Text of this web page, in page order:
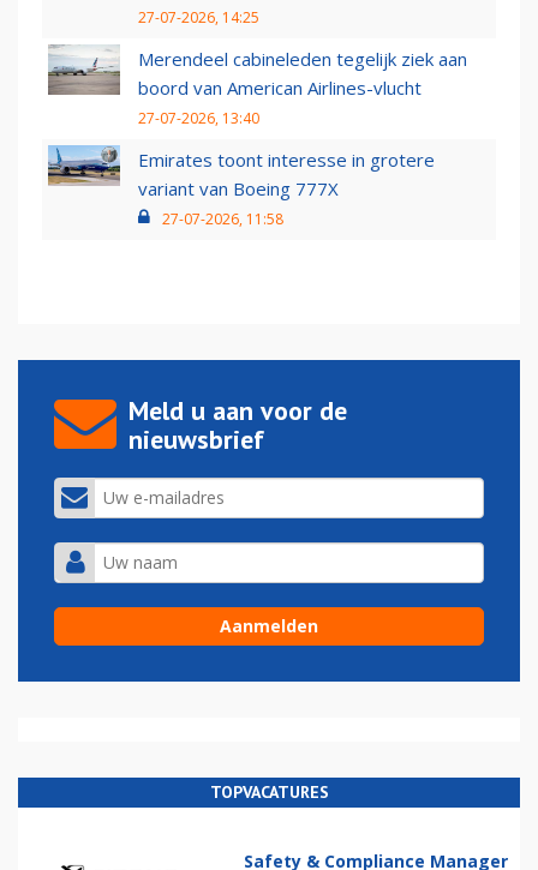
27-07-2026, 14:25
Merendeel cabineleden tegelijk ziek aan
boord van American Airlines-vlucht
27-07-2026, 13:40
Emirates toont interesse in grotere
variant van Boeing 777X
27-07-2026, 11:58
Meld u aan voor de
nieuwsbrief
TOPVACATURES
Safety & Compliance Manager